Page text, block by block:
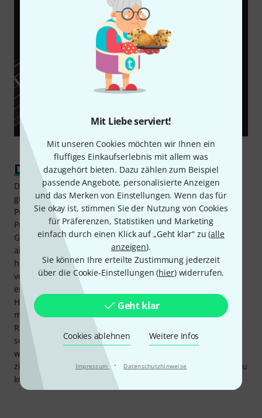
Mit Liebe serviert!
Mit unseren Cookies möchten wir Ihnen ein
fluffiges Einkaufserlebnis mit allem was
dazugehört bieten. Dazu zählen zum Beispiel
passende Angebote, personalisierte Anzeigen
und das Merken von Einstellungen. Wenn das für
Sie okay ist, stimmen Sie der Nutzung von Cookies
für Präferenzen, Statistiken und Marketing
einfach durch einen Klick auf „Geht klar“ zu (alle
anzeigen).
Sie können Ihre erteilte Zustimmung jederzeit
über die Cookie-Einstellungen (hier) widerrufen.
Geht klar
Cookies ablehnen Weitere Infos
Impressum · Datenschutzhinweise
Die schwere Brücke
Die ESP LTD MT-I Mick Thomson OBSM ist eine präzise und
gut durchdachte Gitarre, die im modernen Metal ohne
Probleme agieren kann. Sei es nun im Studio, den
Proberaum oder auf Tournee: Man erhält eine verlässliche
Gitarre, mit der man die härtesten Riffs und Lead-Lines
abliefern kann. Als besonders Detail gilt es noch
hervorzuheben, dass der Meister der Riffs auf die hier
verwendete Hipshot High Mass Bridge schwört; dadurch
erhält sie einen noch tighteren Unterbau im Ton. Als
Hinweis gilt es zu beachten, dass der aktive Fluence Pickup
mit einer 9V-Blockbatterie betrieben wird, welche an der
Rückseite bei Bedarf gewechselt werden muss. Der Stecker
sollte aus dem Output-Jack bei Nichtverwendung gezogen
werden, da der Vorverstärker ansonsten weiterhin Strom
zieht. Um die Gitarre auch ohne Probleme transportieren zu
können, ist ein Koffer im Lieferumgang enthalten.